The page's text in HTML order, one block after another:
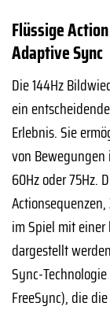
Flüssige
Adaptive Sync
Die 144Hz
ein
Erlebnis. Sie
von
60Hz oder 75Hz.
im Spiel mit
dargestellt
Sync-
FreeSync), die